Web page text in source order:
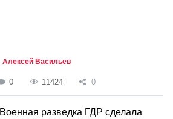
Алексей Васильев
0 11424 0
Военная разведка ГДР сделала